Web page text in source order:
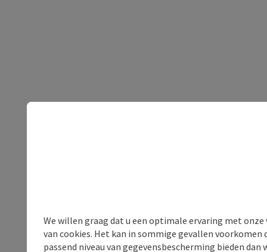
We willen graag dat u een optimale ervaring met
van cookies. Het kan in sommige gevallen voorkomen
passend niveau van gegevensbescherming bieden